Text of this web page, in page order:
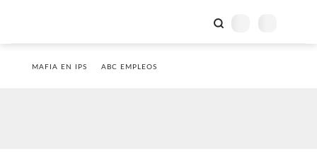
MAFIA EN IPS ABC EMPLEOS